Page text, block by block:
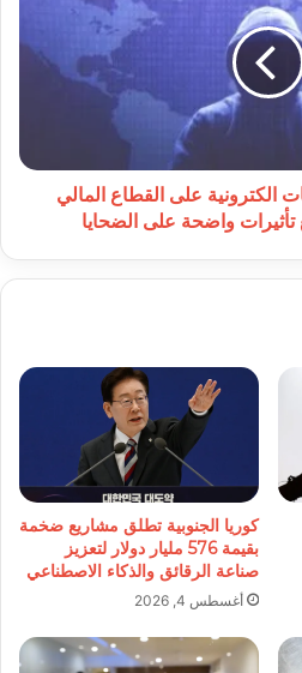
على القطاع المالي
تأثيرات واضحة على الضحايا
كوريا الجنوبية تطلق مشاريع ضخمة
بقيمة 576 مليار دولار لتعزيز
صناعة الرقائق والذكاء الاصطناعي
أغسطس 4, 2026